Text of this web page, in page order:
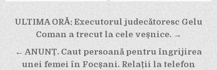
Navigare
în
articole
ULTIMA ORĂ: Executorul judecătoresc Gelu
Coman a trecut la cele veșnice. →
← ANUNȚ. Caut persoană pentru îngrijirea
unei femei în Focșani. Relații la telefon